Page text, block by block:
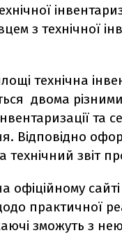
з технічної
технічна
двома
та
Відповідно
технічний звіт
офіційному
практичної
зможуть з